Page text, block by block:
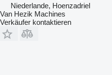
Niederlande, Hoenzadriel
Van Hezik Machines
Verkäufer kontaktieren